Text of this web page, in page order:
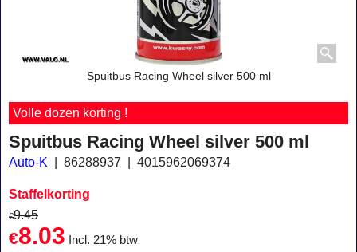
Spuitbus Racing Wheel silver 500 ml
Volle dozen korting !
Spuitbus Racing Wheel silver 500 ml
Auto-K 86288937 4015962069374
Staffelkorting
€9.45
€8.03
Incl. 21% btw